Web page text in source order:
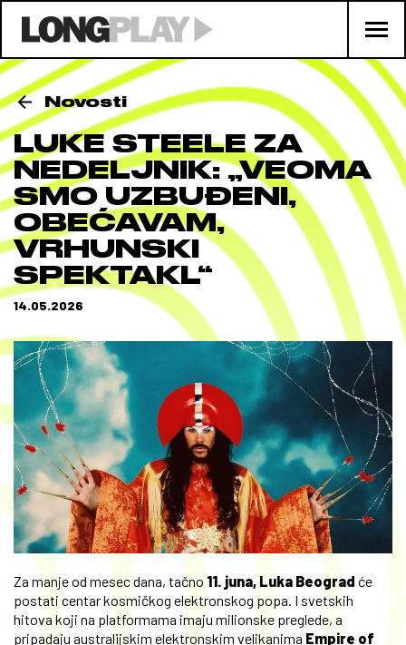
Novosti
LUKE STEELE ZA
NEDELJNIK: „VEOMA
SMO UZBUĐENI,
OBEĆAVAM,
VRHUNSKI
SPEKTAKL“
14.05.2026
Za manje od mesec dana, tačno 11. juna, Luka Beograd će
postati centar kosmičkog elektronskog popa. I svetskih
hitova koji na platformama imaju milionske preglede, a
pripadaju australijskim elektronskim velikanima Empire of